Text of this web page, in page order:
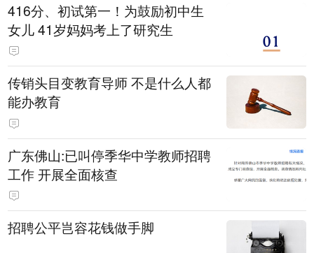
416分、初试第一！为鼓励初中生
女儿 41岁妈妈考上了研究生
传销头目变教育导师 不是什么人都
能办教育
广东佛山:已叫停季华中学教师招聘
工作 开展全面核查
招聘公平岂容花钱做手脚